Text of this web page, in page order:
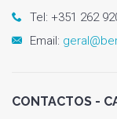
Tel: +351 262
Email:
CONTACTOS -